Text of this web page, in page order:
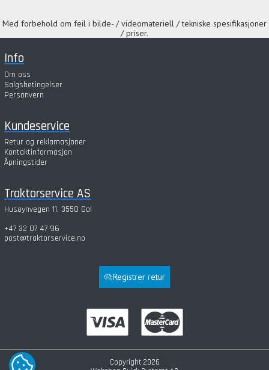
Med forbehold om feil i bilde- / videomateriell / tekniske spesifikasjoner
/ priser.
Info
Om oss
Salgsbetingelser
Personvern
Kundeservice
Retur og reklamasjoner
Kontaktinformasjon
Åpningstider
Traktorservice AS
Husøynvegen 11, 3550 Gol
+47 32 07 47 96
post@traktorservice.no
Registrer retur
Copyright 2026
COOKIE-INNSTILLINGER